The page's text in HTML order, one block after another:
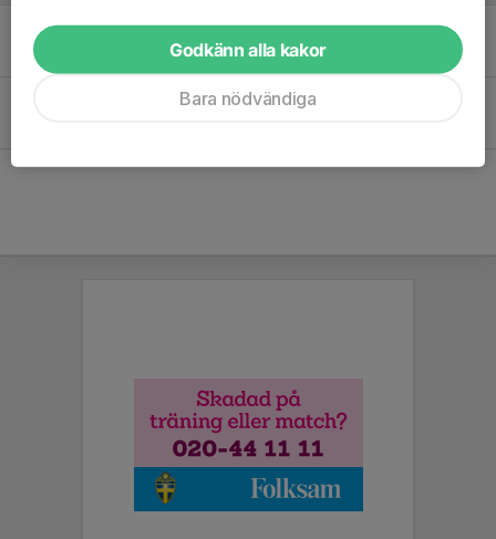
Inomhusträning
Info utomhusträning
Godkänn alla kakor
Bara nödvändiga